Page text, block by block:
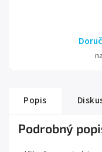
Popis
Podrobný